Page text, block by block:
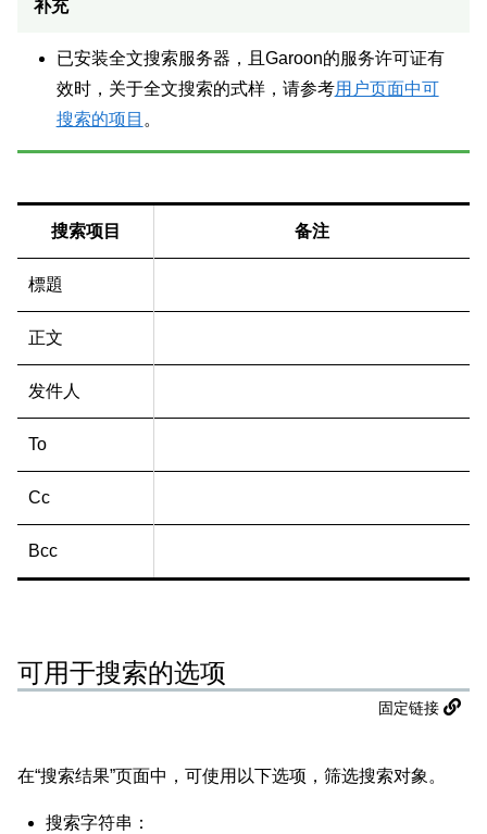
补充
已安装全文搜索服务器，且Garoon的服务许可证有
效时，关于全文搜索的式样，请参考用户页面中可
搜索的项目 。
搜索项目 备注
標題
正文
发件人
To
Cc
Bcc
可用于搜索的选项
固定链接
在“搜索结果”页面中，可使用以下选项，筛选搜索对象。
搜索字符串：